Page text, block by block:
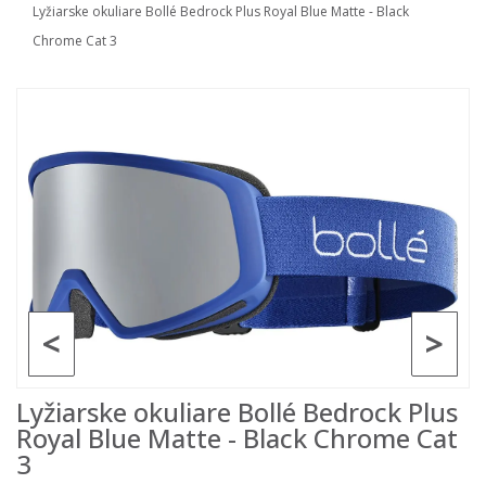
Lyžiarske okuliare Bollé Bedrock Plus Royal Blue Matte - Black
Chrome Cat 3
>
<
Lyžiarske okuliare Bollé Bedrock Plus
Royal Blue Matte - Black Chrome Cat
3